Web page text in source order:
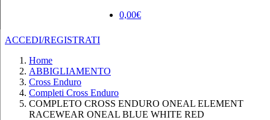
0,00€
ACCEDI/REGISTRATI
Home
ABBIGLIAMENTO
Cross Enduro
Completi Cross Enduro
COMPLETO CROSS ENDURO ONEAL ELEMENT
RACEWEAR ONEAL BLUE WHITE RED